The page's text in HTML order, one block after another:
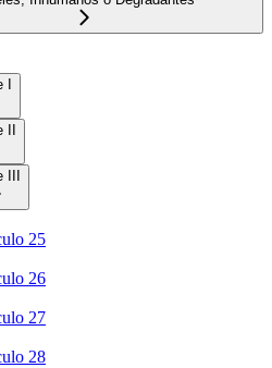
III
25
26
27
28